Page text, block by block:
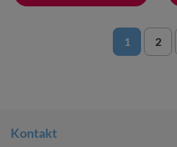
1 2
Kontakt